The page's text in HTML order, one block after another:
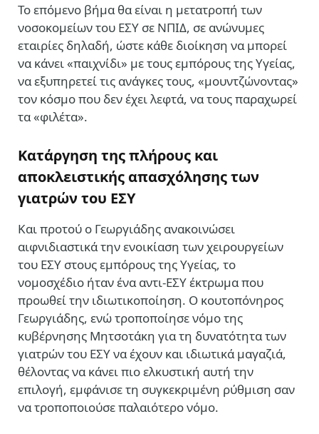
Το επόμενο βήμα θα είναι η μετατροπή των
νοσοκομείων του ΕΣΥ σε ΝΠΙΔ, σε ανώνυμες
εταιρίες δηλαδή, ώστε κάθε διοίκηση να μπορεί
να κάνει «παιχνίδι» με τους εμπόρους της Υγείας,
να εξυπηρετεί τις ανάγκες τους, «μουντζώνοντας»
τον κόσμο που δεν έχει λεφτά, να τους παραχωρεί
τα «φιλέτα».
Κατάργηση της πλήρους και
αποκλειστικής απασχόλησης των
γιατρών του ΕΣΥ
Και προτού ο Γεωργιάδης ανακοινώσει
αιφνιδιαστικά την ενοικίαση των χειρουργείων
του ΕΣΥ στους εμπόρους της Υγείας, το
νομοσχέδιο ήταν ένα αντι-ΕΣΥ έκτρωμα που
προωθεί την ιδιωτικοποίηση. Ο κουτοπόνηρος
Γεωργιάδης, ενώ τροποποίησε νόμο της
κυβέρνησης Μητσοτάκη για τη δυνατότητα των
γιατρών του ΕΣΥ να έχουν και ιδιωτικά μαγαζιά,
θέλοντας να κάνει πιο ελκυστική αυτή την
επιλογή, εμφάνισε τη συγκεκριμένη ρύθμιση σαν
να τροποποιούσε παλαιότερο νόμο.